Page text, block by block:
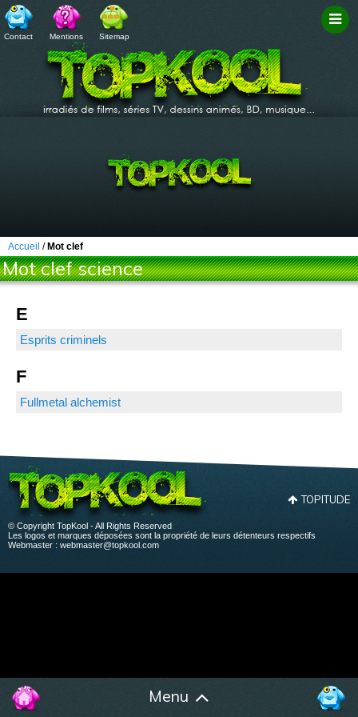
Contact Mentions Sitemap
Menu
Accueil / Mot clef
Mot clef science
E
Esprits criminels
F
Fullmetal alchemist
TOPITUDE
© Copyright TopKool - All Rights Reserved
Les logos et marques déposées sont la propriété de leurs détenteurs respectifs
Webmaster : webmaster@topkool.com